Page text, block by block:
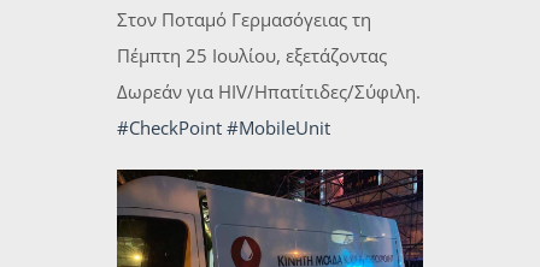
Στον Ποταμό Γερμασόγειας τη
Πέμπτη 25 Ιουλίου, εξετάζοντας
Δωρεάν για HIV/Ηπατίτιδες/Σύφιλη.
#CheckPoint #MobileUnit